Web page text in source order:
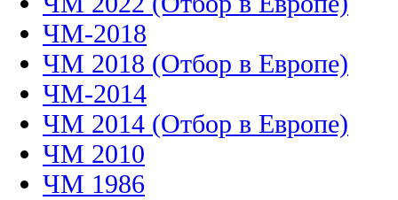
ЧМ-2018
ЧМ 2018 (Отбор в Европе)
ЧМ-2014
ЧМ 2014 (Отбор в Европе)
ЧМ 2010
ЧМ 1986